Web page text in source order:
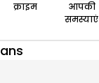
क्राइम
आपकी
समस्याएं